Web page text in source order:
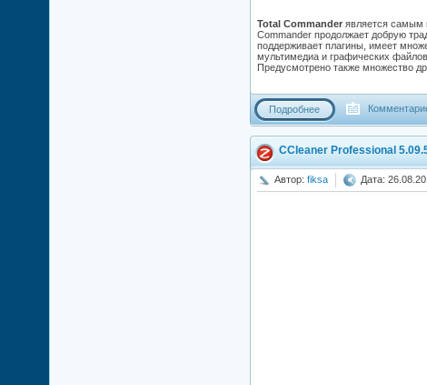
Total Commanderявляется самым
Commander продолжает добрую
поддерживает плагины, имеет
мультимедиа и графических
Предусмотрено также множество
Подробнее
CCleaner Professional
Автор: fiksa Дата: